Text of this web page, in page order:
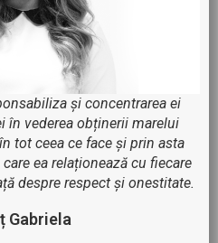
și concentrarea ei
în vederea obținerii marelui
tot ceea ce face și prin asta
ea relaționează cu fiecare
despre respect și onestitate.
Gabriela